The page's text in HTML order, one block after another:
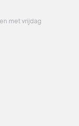
met vrijdag